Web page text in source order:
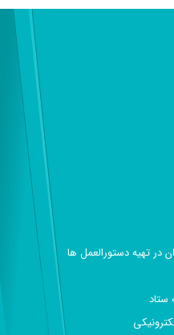
در تهیه دستورالعمل ها
ستاد